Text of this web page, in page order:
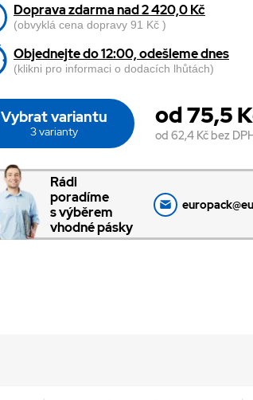
Doprava zdarma nad 2 420,0 Kč
(obvyklá cena dopravy 91 Kč )
Objednejte do 12:00, odešleme dnes
(klikni pro informaci o dodacích lhůtách)
Vybrat variantu
3 varianty
od 75,5
od 62,4 Kč bez DPH
Rádi
poradíme
s výběrem
vhodné pásky